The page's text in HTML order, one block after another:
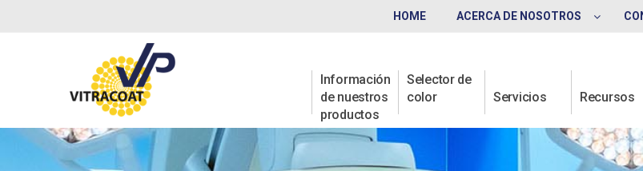
HOME ACERCA DE NOSOTROS
Información
de nuestros
productos
Selector de
color
Servicios Recursos